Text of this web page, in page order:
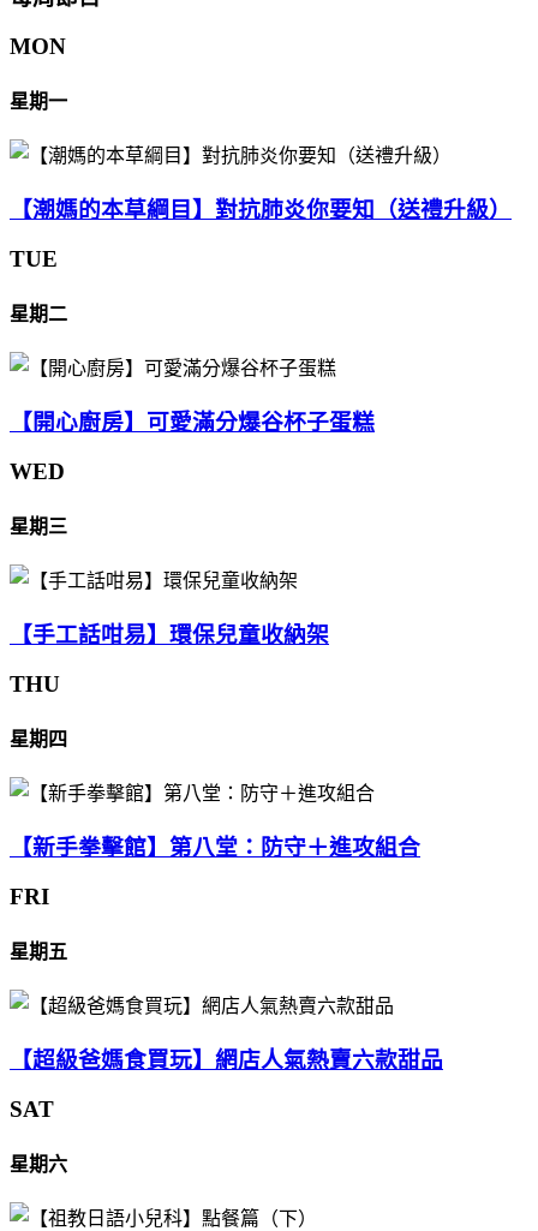
MON
星期一
【潮媽的本草綱目】對抗肺炎你要知（送禮升級）
TUE
星期二
【開心廚房】可愛滿分爆谷杯子蛋糕
WED
星期三
【手工話咁易】環保兒童收納架
THU
星期四
【新手拳擊館】第八堂：防守＋進攻組合
FRI
星期五
【超級爸媽食買玩】網店人氣熱賣六款甜品
SAT
星期六